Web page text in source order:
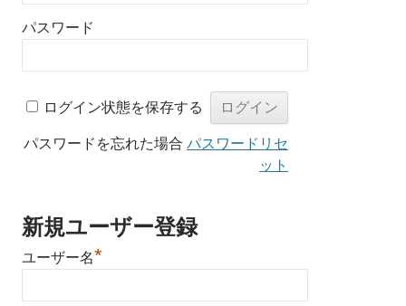
パスワード
ログイン状態を保存する
パスワードを忘れた場合 パスワードリセ
ット
新規ユーザー登録
ユーザー名*